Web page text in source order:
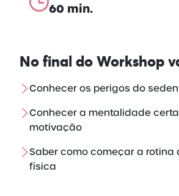
60 min.
No final doWorkshop
Conhecer os perigos do
Conhecer a mentalidade
motivação
Saber como começar a
física